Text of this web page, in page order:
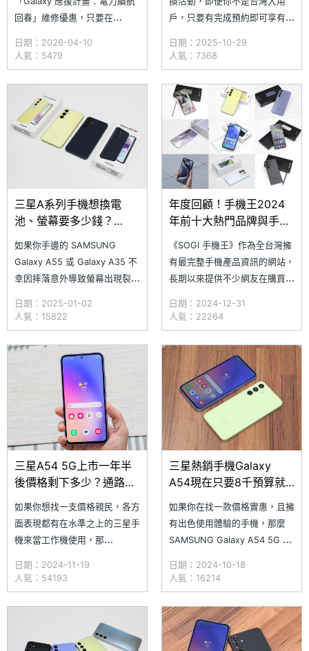
回春」維修優惠，只要在
成預約並前往三星服務中心，即
可享有指定手機電池更換折扣。
本次活動適用手機僅有
SAMSUNG Galaxy A54 5G、
Galaxy Z Flip5 與 Galaxy Z
Fold5，
日期：2026-04-10
人氣：5479
戶，只要有完成預約即可享有優
折起。本次活動除了針對
iPhone 14、iPhone 13 與
iPhone 12 系列等蘋果手機外，
也首度擴大適用範圍，納
入 Google、SAMSUNG 與
OPPO 等
日期：2025-10-29
人氣：7368
三星A系列手機想換電
池、螢幕要多少錢？
Galaxy A55、A35與A54
通路維修均價一次看
(2025.1)
如果你手邊的 SAMSUNG
Galaxy A55 或 Galaxy A35 不
幸因摔落意外導致螢幕出現裂
列手機陸續出現電池續航不佳的
問題，那麼現在就是更換螢幕或
電池的最佳時機！究竟在 SOGI
合作維修店家中 SAMSUNG
Galaxy A55、Galaxy
日期：2025-01-02
人氣：15822
年度回顧！手機王2024
年前十大熱門品牌與手機
排行一次看
《SOGI 手機王》作為全台灣擁
有最完整手機產品資訊的網站，
長期以來提供不少網友在購買手
年末的機會，再度帶大家回顧
2024 年最熱門的品牌與手機。
首先是品牌部分，今年依舊是三
星最多人瀏覽的品牌，其次才是
蘋果；產品方面則是三星在 3
月推出的 SAMSUNG Galaxy
日期：2024-12-31
人氣：22264
三星A54 5G上市一年半
後價格剩下多少？通路最
如果你想找一支價格親民，各方
面表現都有在水準之上的三星手
機來當工作機使用，那
絕對是不可錯過的手機之一！除
了配備 6.4 吋 Super AMOLED
螢幕，還有 IP67 防塵防水、
5,000 萬畫素三鏡頭、
5,000mAh 容量
日期：2024-11-19
人氣：54193
三星熱銷手機Galaxy
A54現在只要8千預算就
理(2024.10)
如果你在找一款價格實惠，且擁
有出色使用體驗的手機，那麼
SAMSUNG Galaxy A54 5G 絕
吋 Super AMOLED 螢幕，可提
供細膩的色彩表現，時尚的孤島
式鏡頭設計，也與旗艦手機
Galaxy S23 系列相似。隨著
SAMSUNG Galaxy A5
日期：2024-10-18
人氣：16214